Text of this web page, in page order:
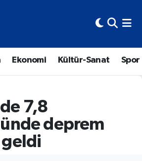
Ekonomi Kültür-Sanat Spor
7,8
deprem
geldi
Durumu ve Fikstür